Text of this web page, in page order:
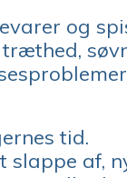
og
tid.
af,